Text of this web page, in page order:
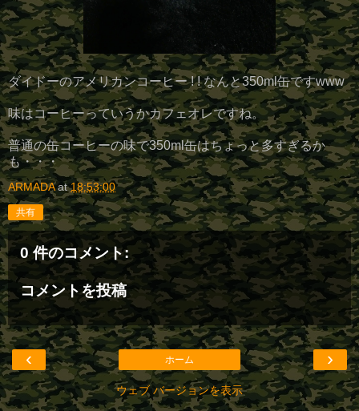
ダイドーのアメリカンコーヒー ! ! なんと350ml缶ですwww
味はコーヒーっていうかカフェオレですね。
普通の缶コーヒーの味で350ml缶はちょっと多すぎるか
も・・・
ARMADA at18:53:00
共有
0 件のコメント:
コメントを投稿
‹ ›
ホーム
ウェブ バージョンを表示